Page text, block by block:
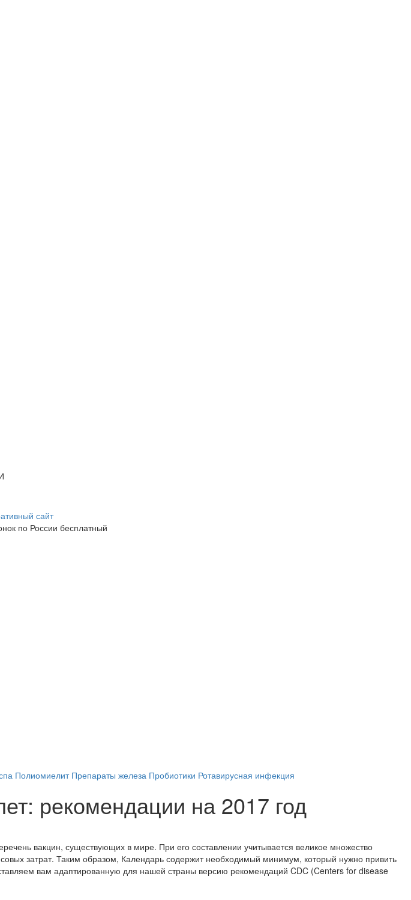
сайт
по России бесплатный
Полиомиелит Препараты железа Пробиотики Ротавирусная инфекция
рекомендации на 2017 год
вакцин, существующих в мире. При его составлении учитывается великое множество
затрат. Таким образом, Календарь содержит необходимый минимум, который нужно привить
вам адаптированную для нашей страны версию рекомендаций CDC (Centers for disease